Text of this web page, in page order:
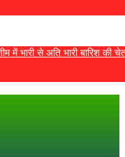
भारी से अति भारी बारिश की